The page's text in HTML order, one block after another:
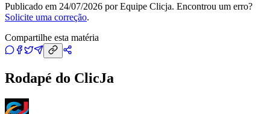
Publicado em 24/07/2026 por Equipe Clicja. Encontrou um erro?
Solicite uma correção.
Compartilhe esta matéria
Rodapé do ClicJa